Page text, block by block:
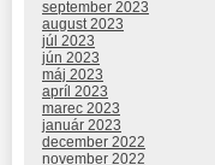
september 2023
august 2023
júl 2023
jún 2023
máj 2023
apríl 2023
marec 2023
január 2023
december 2022
november 2022